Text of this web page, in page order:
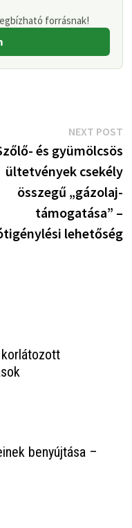
forrásnak!
NEXT POST
és gyümölcsös
ültetvények csekély
összegű „gázolaj-
támogatása” –
lehetőség
benyújtása –